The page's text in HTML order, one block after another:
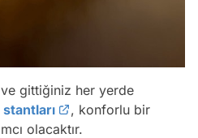
gittiğiniz her yerde
, konforlu bir
olacaktır.